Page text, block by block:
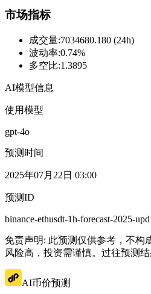
市场指标
成交量:7034680.180 (24h)
波动率:0.74%
多空比:1.3895
AI模型信息
使用模型
gpt-4o
预测时间
2025年07月22日 03:00
预测ID
binance-ethusdt-1h-forecast-2025-
免责声明: 此预测仅供参考，不构
风险高，投资需谨慎。过往预测结
AI币价预测